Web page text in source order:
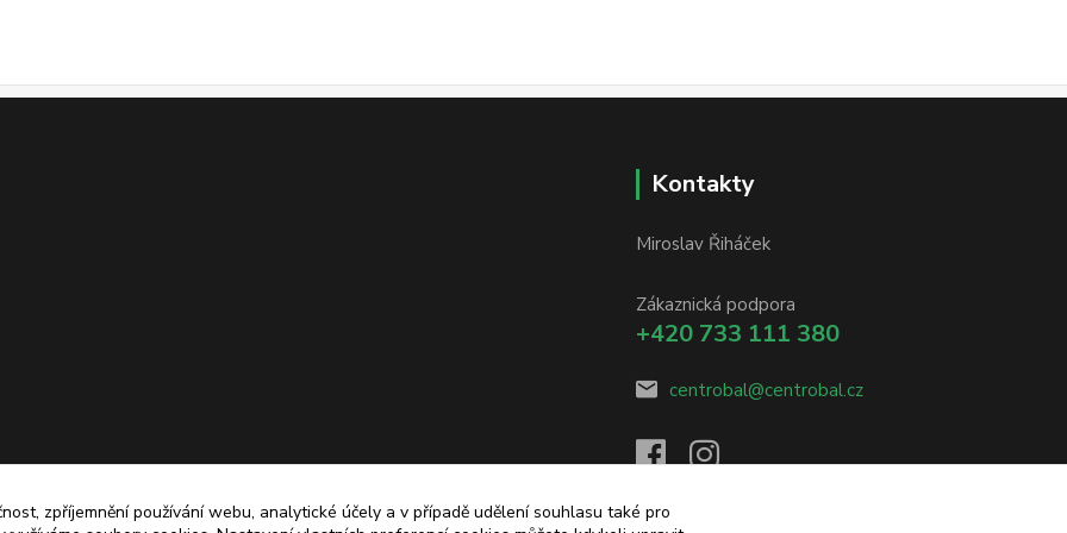
Kontakty
Miroslav Řiháček
Zákaznická podpora
+420 733 111 380
centrobal@centrobal.cz
zpříjemnění používání webu, analytické účely a v případě udělení souhlasu také pro